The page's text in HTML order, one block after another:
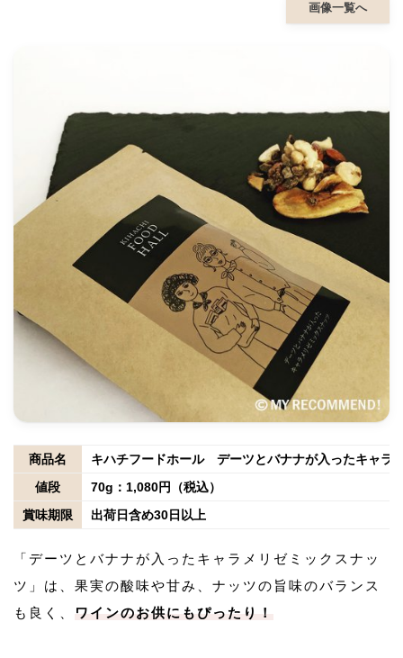
画像一覧へ
商品名
キハチフードホール デーツとバナナが入ったキャラ
値段
70g：1,080円（税込）
賞味期限
出荷日含め30日以上
「デーツとバナナが入ったキャラメリゼミックスナッ
ツ」は、果実の酸味や甘み、ナッツの旨味のバランス
も良く、
ワインのお供にもぴったり！